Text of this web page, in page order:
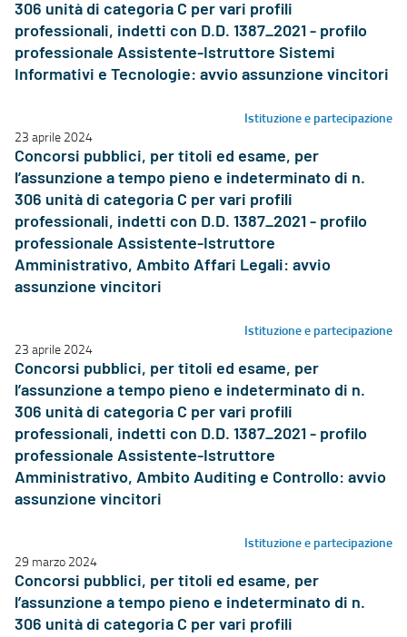
306 unità di categoria C per vari profili
professionali, indetti con D.D. 1387_2021 - profilo
professionale Assistente-Istruttore Sistemi
Informativi e Tecnologie: avvio assunzione vincitori
Istituzione e partecipazione
23 aprile 2024
Concorsi pubblici, per titoli ed esame, per
l’assunzione a tempo pieno e indeterminato di n.
306 unità di categoria C per vari profili
professionali, indetti con D.D. 1387_2021 - profilo
professionale Assistente-Istruttore
Amministrativo, Ambito Affari Legali: avvio
assunzione vincitori
Istituzione e partecipazione
23 aprile 2024
Concorsi pubblici, per titoli ed esame, per
l’assunzione a tempo pieno e indeterminato di n.
306 unità di categoria C per vari profili
professionali, indetti con D.D. 1387_2021 - profilo
professionale Assistente-Istruttore
Amministrativo, Ambito Auditing e Controllo: avvio
assunzione vincitori
Istituzione e partecipazione
29 marzo 2024
Concorsi pubblici, per titoli ed esame, per
l’assunzione a tempo pieno e indeterminato di n.
306 unità di categoria C per vari profili